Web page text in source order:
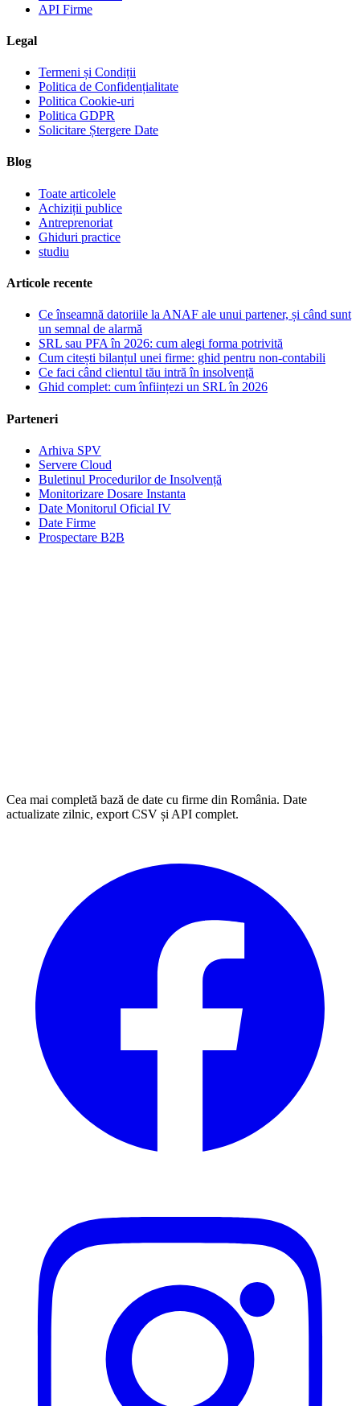
API Firme
Legal
Termeni și Condiții
Politica de Confidențialitate
Politica Cookie-uri
Politica GDPR
Solicitare Ștergere Date
Blog
Toate articolele
Achiziții publice
Antreprenoriat
Ghiduri practice
studiu
Articole recente
Ce înseamnă datoriile la ANAF ale unui partener, și când sunt
un semnal de alarmă
SRL sau PFA în 2026: cum alegi forma potrivită
Cum citești bilanțul unei firme: ghid pentru non-contabili
Ce faci când clientul tău intră în insolvență
Ghid complet: cum înființezi un SRL în 2026
Parteneri
Arhiva SPV
Servere Cloud
Buletinul Procedurilor de Insolvență
Monitorizare Dosare Instanta
Date Monitorul Oficial IV
Date Firme
Prospectare B2B
Cea mai completă bază de date cu firme din România. Date
actualizate zilnic, export CSV și API complet.